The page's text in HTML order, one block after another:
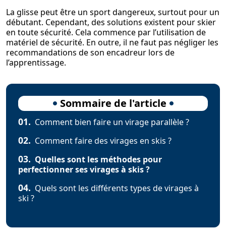
La glisse peut être un sport dangereux, surtout pour un
débutant. Cependant, des solutions existent pour skier
en toute sécurité. Cela commence par l’utilisation de
matériel de sécurité. En outre, il ne faut pas négliger les
recommandations de son encadreur lors de
l’apprentissage.
Sommaire de l'article
01. Comment bien faire un virage parallèle ?
02. Comment faire des virages en skis ?
03. Quelles sont les méthodes pour
perfectionner ses virages à skis ?
04. Quels sont les différents types de virages à
ski ?